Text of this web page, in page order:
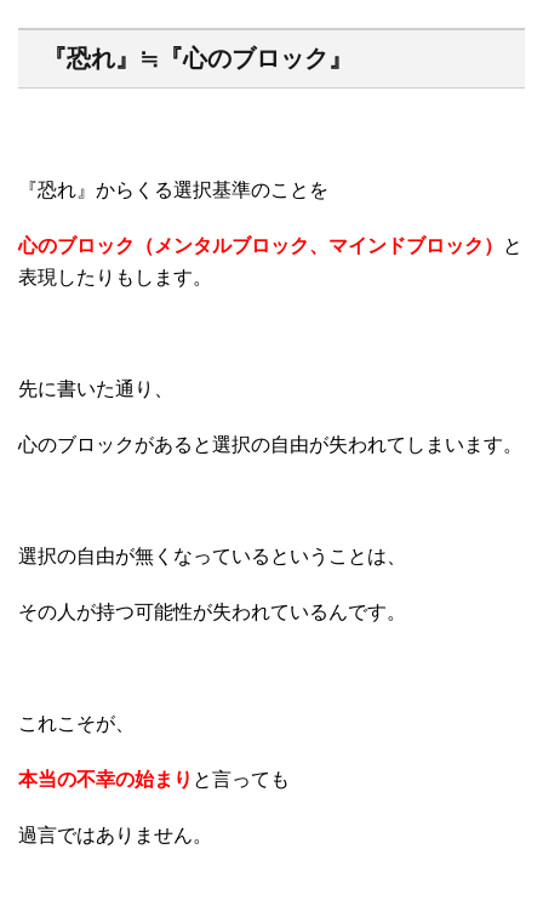
『恐れ』≒『心のブロック』
『恐れ』からくる選択基準のことを
心のブロック（メンタルブロック、マインドブロック）
と
表現したりもします。
先に書いた通り、
心のブロックがあると選択の自由が失われてしまいます。
選択の自由が無くなっているということは、
その人が持つ可能性が失われているんです。
これこそが、
本当の不幸の始まり と言っても
過言ではありません。